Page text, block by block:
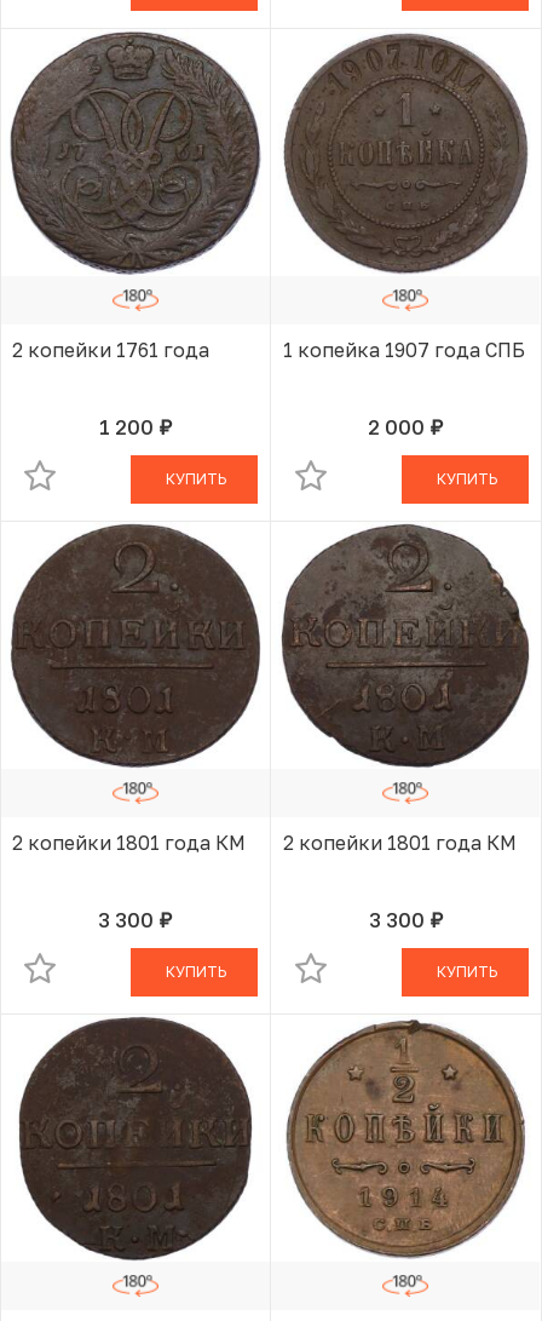
2 копейки 1761 года
1 200 руб.
В КОРЗИНЕ
КУПИТЬ
1 копейка 1907 года СПБ
2 000 руб.
В КОРЗИНЕ
КУПИТЬ
2 копейки 1801 года КМ
3 300 руб.
В КОРЗИНЕ
КУПИТЬ
2 копейки 1801 года КМ
3 300 руб.
В КОРЗИНЕ
КУПИТЬ